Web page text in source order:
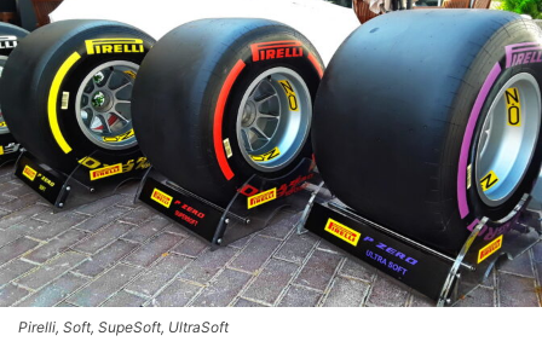
Pirelli, Soft, SupeSoft, UltraSoft